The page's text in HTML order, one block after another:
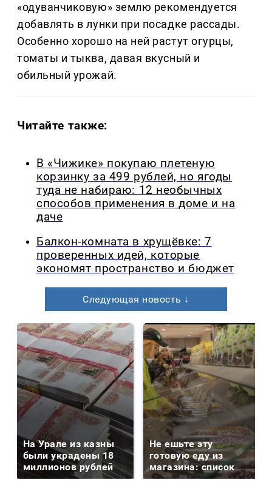
«одуванчиковую» землю рекомендуется
добавлять в лунки при посадке рассады.
Особенно хорошо на ней растут огурцы,
томаты и тыква, давая вкусный и
обильный урожай.
Читайте также:
В «Чижике» покупаю плетеную
корзинку за 499 рублей, но ягоды
туда не набираю: 12 необычных
способов применения в доме и на
даче
Балкон-комната в хрущёвке: 7
проверенных идей, которые
экономят пространство и бюджет
Следующая новость ↓
На Урале из казны
были украдены 18
миллионов рублей
Не ешьте эту
готовую еду из
магазина: список